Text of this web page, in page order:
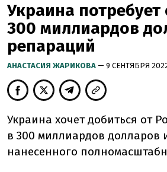
Украина потребует
300 миллиардов
репараций
АНАСТАСИЯ ЖАРИКОВА — 9 СЕНТЯБРЯ
Украина хочет добиться от
в 300 миллиардов долларов
нанесенного